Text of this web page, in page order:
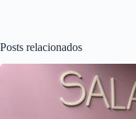
Posts relacionados